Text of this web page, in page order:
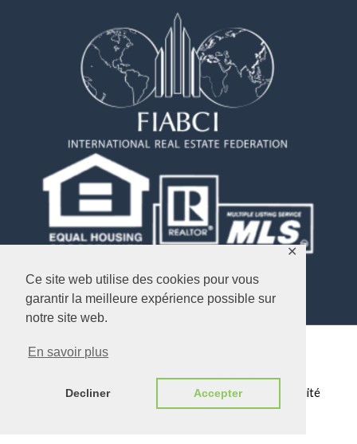
Ce site web utilise des cookies pour vous
garantir la meilleure expérience possible sur
notre site web.
En savoir plus
Decliner Accepter
✕
Copyright © 2026
Plan du Site/Mentions légales Politique de confidentialité